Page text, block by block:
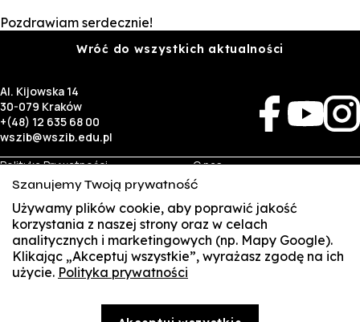
Pozdrawiam serdecznie!
Wróć do wszystkich aktualności
Al. Kijowska 14
30-079 Kraków
+(48) 12 635 68 00
wszib@wszib.edu.pl
Polityka Prywatności
RODO
Identyfikacja wizualna
O nas
Rekrutacja
Studia
Kontakt
Biznes
Wynajem sal
Targi pracy
Student
Multis Multum
Szanujemy Twoją prywatność
Używamy plików cookie, aby poprawić jakość
korzystania z naszej strony oraz w celach
analitycznych i marketingowych (np. Mapy Google).
Klikając „Akceptuj wszystkie”, wyrażasz zgodę na ich
użycie. Polityka prywatności